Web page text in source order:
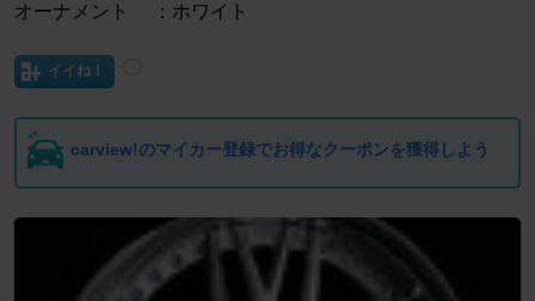
オーナメント ：ホワイト
イイね！
carview!のマイカー登録でお得なクーポンを獲得しよう